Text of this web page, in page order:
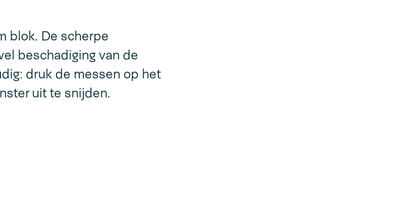
blok. De scherpe
beschadiging van de
druk de messen op het
uit te snijden.